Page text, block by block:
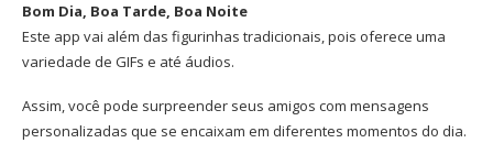
Bom Dia, Boa Tarde, Boa Noite
Este app vai além das figurinhas tradicionais, pois oferece uma
variedade de GIFs e até áudios.
Assim, você pode surpreender seus amigos com mensagens
personalizadas que se encaixam em diferentes momentos do dia.